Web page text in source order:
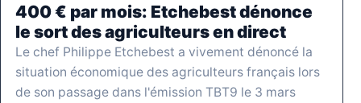
400 € par mois: Etchebest dénonce
le sort des agriculteurs en direct
Le chef Philippe Etchebest a vivement dénoncé la
situation économique des agriculteurs français lors
de son passage dans l'émission TBT9 le 3 mars